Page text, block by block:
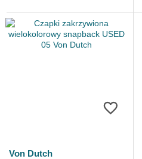
Von Dutch